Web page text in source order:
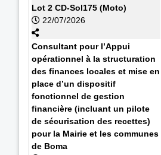
Lot 2 CD-Sol175 (Moto)
22/07/2026
Consultant pour l’Appui
opérationnel à la structuration
des finances locales et mise en
place d’un dispositif
fonctionnel de gestion
financière (incluant un pilote
de sécurisation des recettes)
pour la Mairie et les communes
de Boma